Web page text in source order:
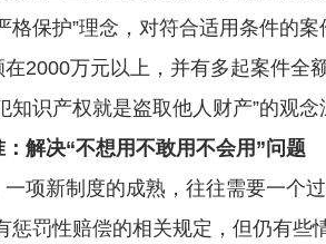
保护”理念，对符合适用条件的案
2000万元以上，并有多起案件全
知识产权就是盗取他人财产”的观
：解决“不想用不敢用不会用”问题
新制度的成熟，往往需要一个
罚性赔偿的相关规定，但仍有些